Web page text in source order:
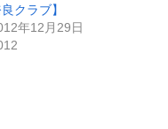
クラブ】
年12月29日